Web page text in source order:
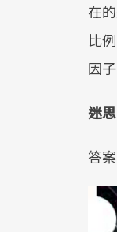
在
比
因子
迷
答